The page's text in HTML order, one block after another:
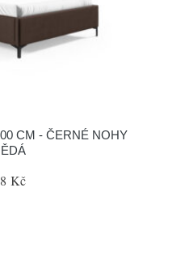
CM - ČERNÉ NOHY
Kč